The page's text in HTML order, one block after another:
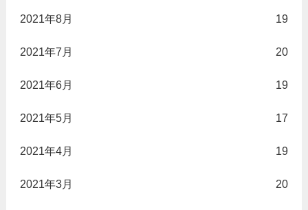
2021年8月 19
2021年7月 20
2021年6月 19
2021年5月 17
2021年4月 19
2021年3月 20